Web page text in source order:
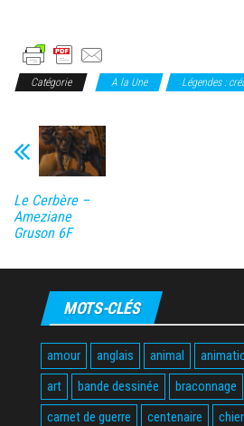
Catégorie A la Une Légendes :
Le Cerbère –
Ameziane
Gruson 6F
MOTS-CLÉS
amour anglais animal
art
bande dessinée braconnage
carnet de guerre
centenaire